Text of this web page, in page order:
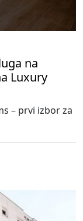
na
Luxury
– prvi izbor za